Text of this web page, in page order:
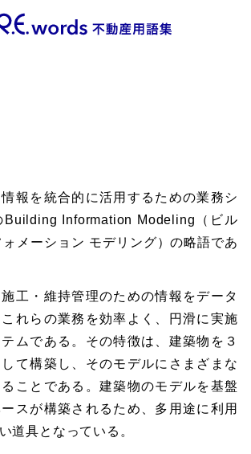
報を統合的に活用するための業務シ
Building Information Modeling（ビル
メーション モデリング）の略語であ
工・維持管理のための情報をデータ
れらの業務を効率よく、円滑に実施
ムである。その特徴は、建築物を３
て構築し、そのモデルにさまざまな
ことである。建築物のモデルを基盤
スが構築されるため、多用途に利用
道具となっている。